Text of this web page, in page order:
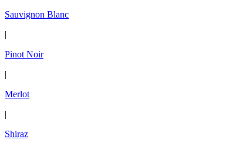
Sauvignon Blanc
|
Pinot Noir
|
Merlot
|
Shiraz